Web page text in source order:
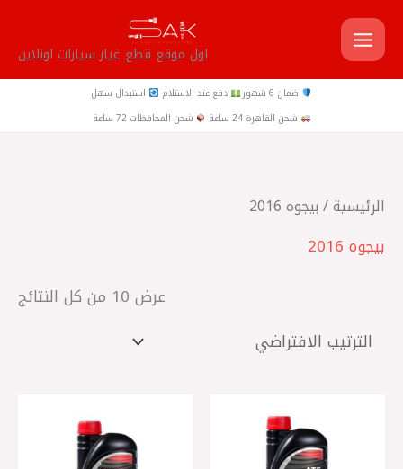
تخطي
إلى
المحتوى
اول موقع قطع غيار سيارات اونلاين
ضمان 6 شهور دفع عند الاستلام
استبدال سهل
شحن القاهرة 24 ساعة
شحن المحافظات 72 ساعة
الرئيسية/ بيجوه 2016
بيجوه 2016
عرض ⁦10⁩ من كل النتائج